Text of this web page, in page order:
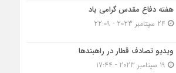
هفته دفاع مقدس گرامی باد
ویدیو تصادف قطار در راهبندها